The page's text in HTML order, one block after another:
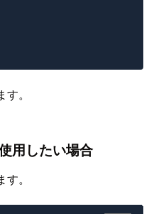
。
用したい場合
。